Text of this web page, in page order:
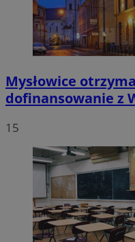
Mysłowice
dofinansowanie z
15